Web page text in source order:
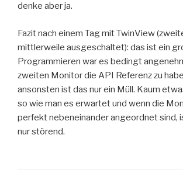
denke aber ja.
Fazit nach einem Tag mit TwinView
mittlerweile ausgeschaltet): das ist ein
Programmieren war es bedingt
zweiten Monitor die API Referenz zu
ansonsten ist das nur ein Müll. Kaum
so wie man es erwartet und wenn die
perfekt nebeneinander angeordnet sind,
nur störend.